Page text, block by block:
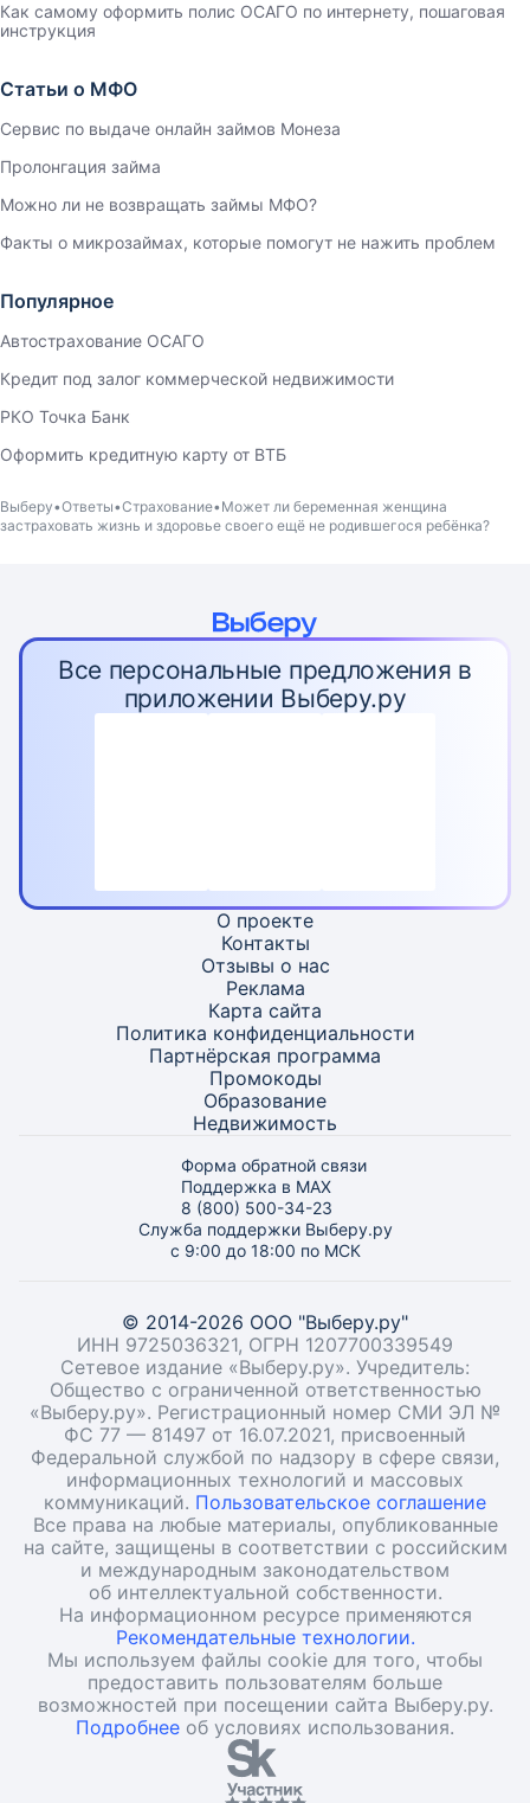
Как самому оформить полис ОСАГО по интернету, пошаговая
инструкция
Статьи о МФО
Сервис по выдаче онлайн займов Монеза
Пролонгация займа
Можно ли не возвращать займы МФО?
Факты о микрозаймах, которые помогут не нажить проблем
Популярное
Автострахование ОСАГО
Кредит под залог коммерческой недвижимости
РКО Точка Банк
Оформить кредитную карту от ВТБ
Выберу Ответы Страхование Может ли беременная женщина
застраховать жизнь и здоровье своего ещё не родившегося ребёнка?
Все персональные предложения в
приложении Выберу.ру
О проекте
Контакты
Отзывы о нас
Реклама
Карта сайта
Политика конфиденциальности
Партнёрская программа
Промокоды
Образование
Недвижимость
Форма обратной связи
Поддержка в MAX
8 (800) 500-34-23
Служба поддержки Выберу.ру
с 9:00 до 18:00 по МСК
© 2014-2026 ООО "Выберу.ру"
ИНН 9725036321, ОГРН 1207700339549
Сетевое издание «Выберу.ру». Учредитель:
Общество с ограниченной ответственностью
«Выберу.ру». Регистрационный номер СМИ ЭЛ №
ФС 77 — 81497 от 16.07.2021, присвоенный
Федеральной службой по надзору в сфере связи,
информационных технологий и массовых
коммуникаций. Пользовательское соглашение
Все права на любые материалы, опубликованные
на сайте, защищены в соответствии с российским
и международным законодательством
об интеллектуальной собственности.
На информационном ресурсе применяются
Рекомендательные технологии.
Мы используем файлы cookie для того, чтобы
предоставить пользователям больше
возможностей при посещении сайта Выберу.ру.
Подробнее об условиях использования.